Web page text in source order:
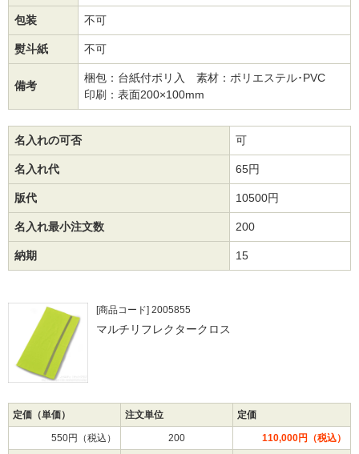
包装 不可
熨斗紙 不可
備考
梱包：台紙付ポリ入 素材：ポリエステル･PVC
印刷：表面200×100mm
名入れの可否 可
名入れ代 65円
版代 10500円
名入れ最小注文数 200
納期 15
[商品コード] 2005855
マルチリフレクタークロス
定価（単価） 注文単位 定価
550円（税込） 200 110,000円（税込）